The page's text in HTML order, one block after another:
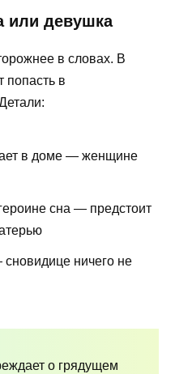
или девушка
в словах. В
попасть в
в доме — женщине
сна — предстоит
ничего не
о грядущем